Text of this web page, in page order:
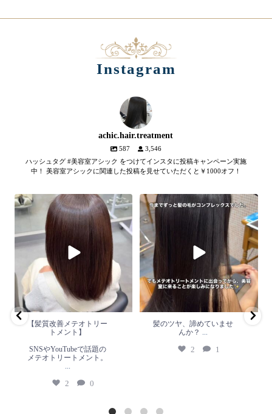
Instagram
achic.hair.treatment
587
3,546
ハッシュタグ #美容室アシック をつけてインスタに投稿キャンペーン実施
中！ 美容室アシックに関連した投稿を見せていただくと￥1000オフ！
【髪質改善メテオトリートメン
SNSやYouTubeで話題のメテオト
リートメント。
2 0
【髪質改善メテオトリー
トメント】
SNSやYouTubeで話題の
メテオトリートメント。
2 0
髪のツヤ、諦めていません
1
髪のツヤ、諦めていませ
んか？
2 1